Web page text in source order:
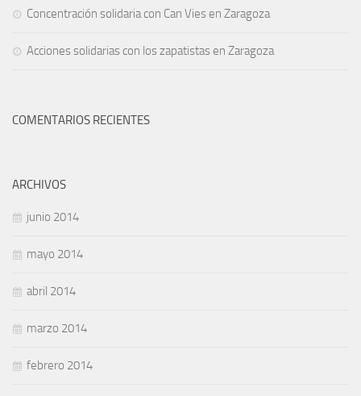
Concentración solidaria con Can Vies en Zaragoza
Acciones solidarias con los zapatistas en Zaragoza
COMENTARIOS RECIENTES
ARCHIVOS
junio 2014
mayo 2014
abril 2014
marzo 2014
febrero 2014